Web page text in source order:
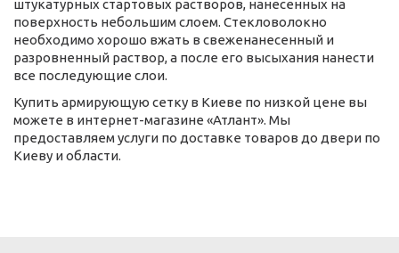
штукатурных стартовых растворов, нанесенных на
поверхность небольшим слоем. Стекловолокно
необходимо хорошо вжать в свеженанесенный и
разровненный раствор, а после его высыхания нанести
все последующие слои.
Купить армирующую сетку в Киеве по низкой цене вы
можете в интернет-магазине «Атлант». Мы
предоставляем услуги по доставке товаров до двери по
Киеву и области.